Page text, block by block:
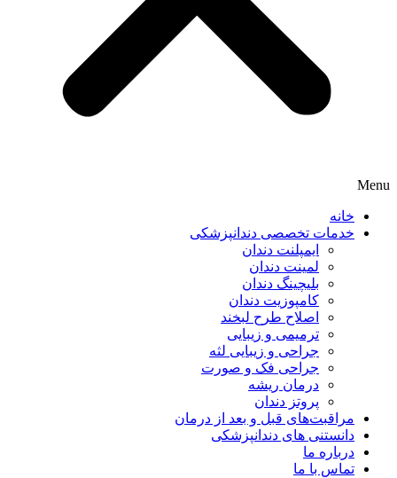
Menu
خانه
خدمات تخصصی دندانپزشکی
ایمپلنت دندان
لمینت دندان
بلیچینگ دندان
کامپوزیت دندان
اصلاح طرح لبخند
ترمیمی و زیبایی
جراحی و زیبایی لثه
جراحی فک و صورت
درمان ریشه
پروتز دندان
مراقبت‌های قبل و بعد از درمان
دانستنی های دندانپزشکی
درباره ما
تماس با ما